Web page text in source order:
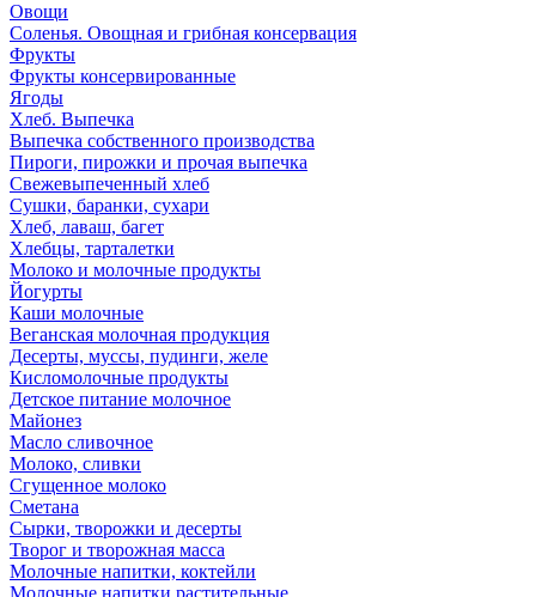
Овощи
Соленья. Овощная и грибная консервация
Фрукты
Фрукты консервированные
Ягоды
Хлеб. Выпечка
Выпечка собственного производства
Пироги, пирожки и прочая выпечка
Свежевыпеченный хлеб
Сушки, баранки, сухари
Хлеб, лаваш, багет
Хлебцы, тарталетки
Молоко и молочные продукты
Йогурты
Каши молочные
Веганская молочная продукция
Десерты, муссы, пудинги, желе
Кисломолочные продукты
Детское питание молочное
Майонез
Масло сливочное
Молоко, сливки
Сгущенное молоко
Сметана
Сырки, творожки и десерты
Творог и творожная масса
Молочные напитки, коктейли
Молочные напитки растительные